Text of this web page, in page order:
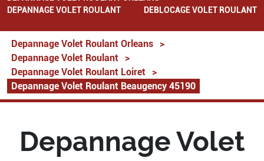
DEPANNAGE VOLET ROULANT
DEBLOCAGE VOLET ROULANT
Depannage Volet Roulant Orleans
>
Depannage Volet Roulant
>
Depannage Volet Roulant Loiret
>
Depannage Volet Roulant Beaugency 45190
Depannage Volet